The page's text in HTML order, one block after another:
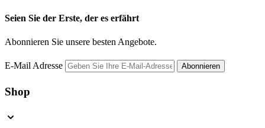
Seien Sie der Erste, der es erfährt
Abonnieren Sie unsere besten Angebote.
E-Mail Adresse Abonnieren
Shop